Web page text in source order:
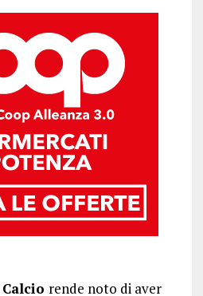
rende noto di aver